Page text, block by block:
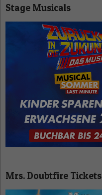
Stage Musicals
Mrs. Doubtfire Tickets